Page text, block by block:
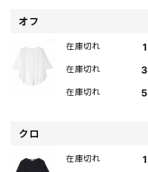
オフ
1
在庫切れ
3
在庫切れ
5
在庫切れ
クロ
1
在庫切れ